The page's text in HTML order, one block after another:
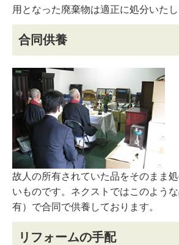
用となった廃棄物は適正に処分いたし
合同供養
故人の所有されていた品をそのまま
いものです。ネクストではこのよう
有）で合同で供養しております。
リフォームの手配